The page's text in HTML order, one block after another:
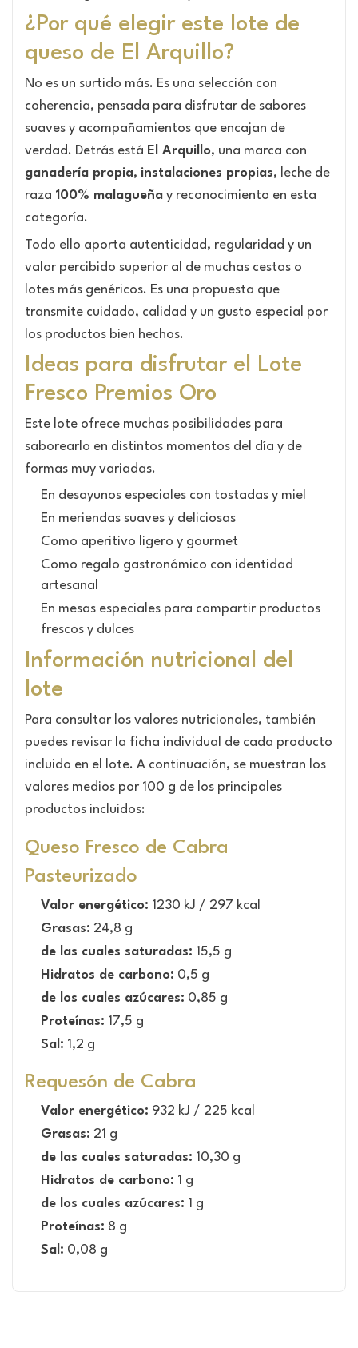
¿Por qué elegir este lote de
queso de El Arquillo?
No es un surtido más. Es una selección con
coherencia, pensada para disfrutar de sabores
suaves y acompañamientos que encajan de
verdad. Detrás está El Arquillo, una marca con
ganadería propia, instalaciones propias, leche de
raza 100% malagueña y reconocimiento en esta
categoría.
Todo ello aporta autenticidad, regularidad y un
valor percibido superior al de muchas cestas o
lotes más genéricos. Es una propuesta que
transmite cuidado, calidad y un gusto especial por
los productos bien hechos.
Ideas para disfrutar el Lote
Fresco Premios Oro
Este lote ofrece muchas posibilidades para
saborearlo en distintos momentos del día y de
formas muy variadas.
En desayunos especiales con tostadas y miel
En meriendas suaves y deliciosas
Como aperitivo ligero y gourmet
Como regalo gastronómico con identidad
artesanal
En mesas especiales para compartir productos
frescos y dulces
Información nutricional del
lote
Para consultar los valores nutricionales, también
puedes revisar la ficha individual de cada producto
incluido en el lote. A continuación, se muestran los
valores medios por 100 g de los principales
productos incluidos:
Queso Fresco de Cabra
Pasteurizado
Valor energético: 1230 kJ / 297 kcal
Grasas: 24,8 g
de las cuales saturadas: 15,5 g
Hidratos de carbono: 0,5 g
de los cuales azúcares: 0,85 g
Proteínas: 17,5 g
Sal: 1,2 g
Requesón de Cabra
Valor energético: 932 kJ / 225 kcal
Grasas: 21 g
de las cuales saturadas: 10,30 g
Hidratos de carbono: 1 g
de los cuales azúcares: 1 g
Proteínas: 8 g
Sal: 0,08 g